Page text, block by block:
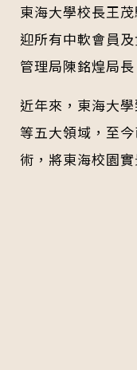
東海大學校長王
迎所有中軟會員
管理局陳銘煌局
近年來，東海大
等五大領域，至
術，將東海校園